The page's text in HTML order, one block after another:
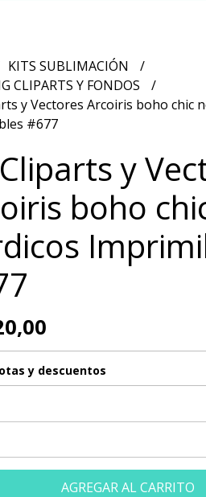
KITS SUBLIMACIÓN
CLIPARTS Y FONDOS
y Vectores Arcoiris boho chic
#677
y
boho
y descuentos
AGREGAR AL CARRITO